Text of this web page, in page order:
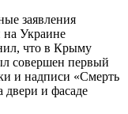
заявления
Украине
что в Крыму
совершен первый
и надписи «Смерть
и фасаде